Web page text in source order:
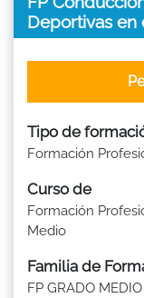
Deportivas en
Tipo de
Formación
Curso de
Formación
Medio
Familia de
FP GRADO